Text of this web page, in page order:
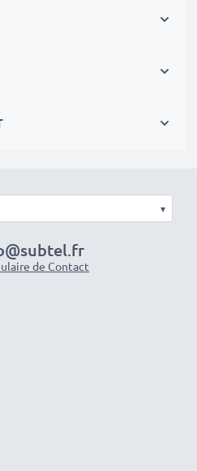
vidéo ✔ 100%
/ OM-D, Sigma SD,
photo Sony / Minolta /
sont synonymes de
certifiées - c'est
3 ans !
▾
de Contact